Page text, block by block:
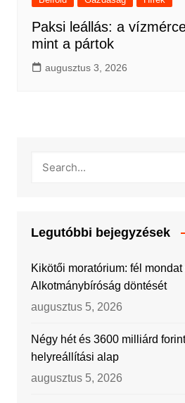
Paksi leállás: a
mint a pártok
augusztus 3, 2026
Legutóbbi bejegyzések
Kikötői moratórium: fél mondat
Alkotmánybíróság döntését
augusztus 5, 2026
Négy hét és 3600 milliárd
helyreállítási alap
augusztus 5, 2026